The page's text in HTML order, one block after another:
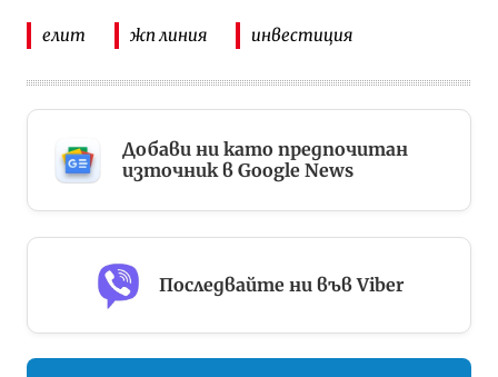
елит жп линия инвестиция
Добави ни като предпочитан
източник в Google News
Последвайте ни във Viber